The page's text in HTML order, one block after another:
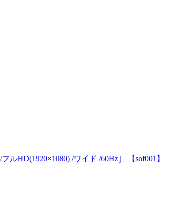
ルHD(1920×1080) /ワイド /60Hz］ 【sof001】